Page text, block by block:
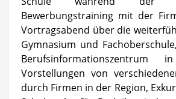
Bewerbungstraining mit der
Vortragsabend über die
Gymnasium und
Berufsinformationszentrum
Vorstellungen von
durch Firmen in der Region,